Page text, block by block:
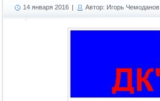
14 января 2016 | Автор: Игорь Чемоданов